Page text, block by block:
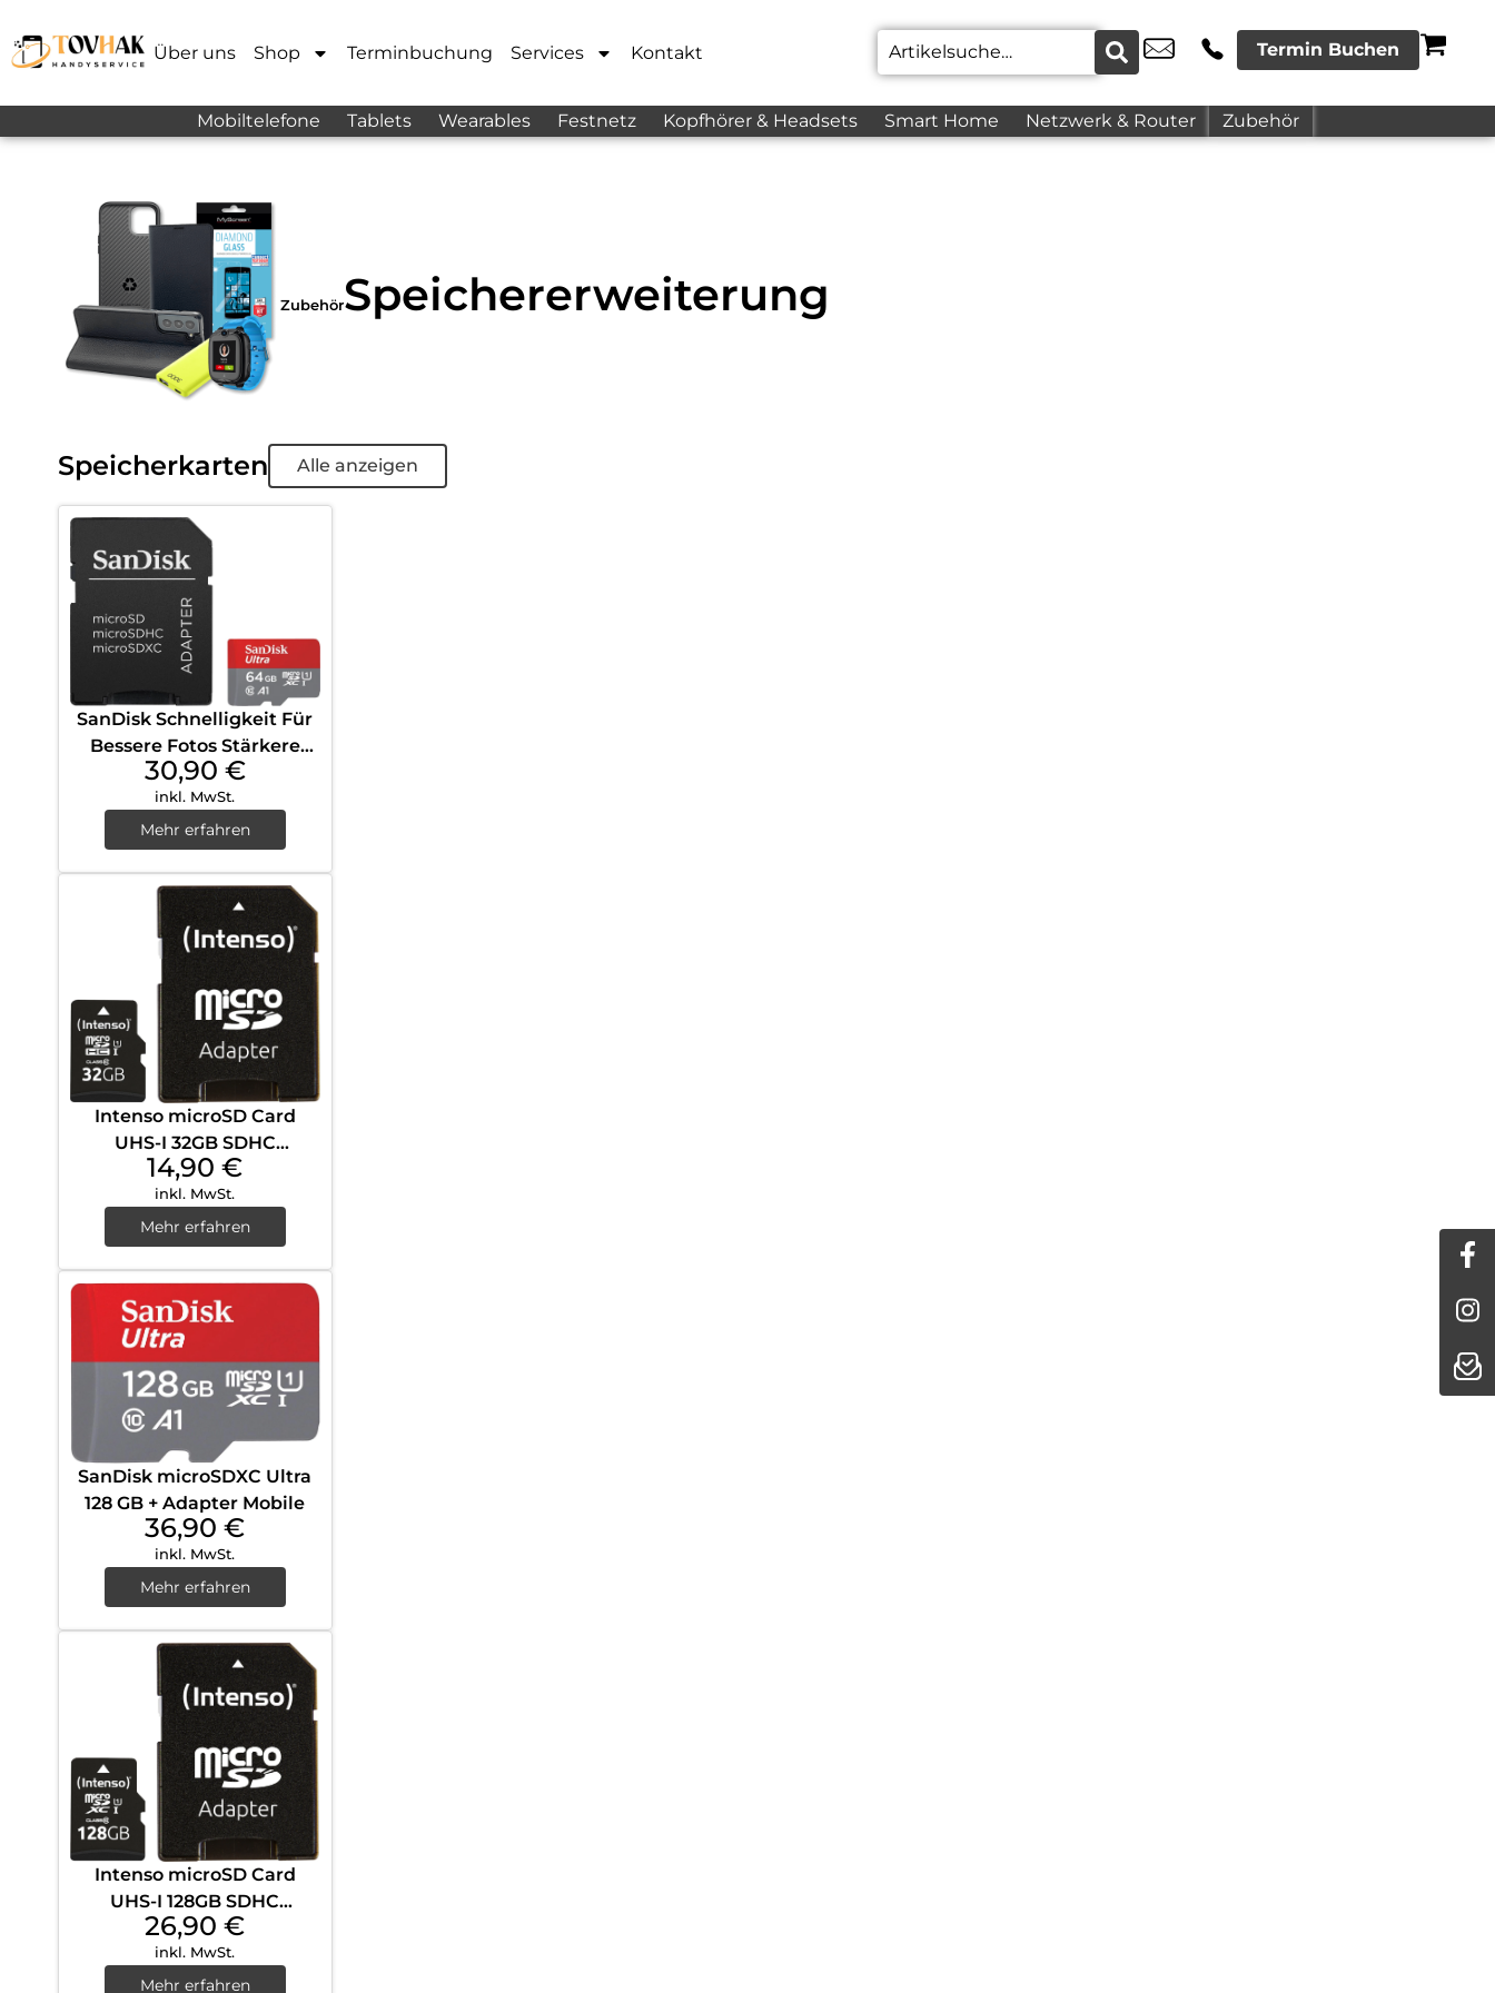
Über uns Shop Terminbuchung Services Kontakt Termin Buchen
Mobiltelefone Tablets Wearables Festnetz Kopfhörer & Headsets Smart Home Netzwerk & Router Zubehör
ZubehörSpeichererweiterung
Speicherkarten Alle anzeigen
SanDisk Schnelligkeit Für
Bessere Fotos Stärkere
App Leistung und Full HD
Videos
30,90 €
inkl. MwSt.
Mehr erfahren
Intenso microSD Card
UHS-I 32GB SDHC
Performance Schwarz
14,90€
inkl. MwSt.
Mehr erfahren
SanDisk microSDXC Ultra
128 GB + Adapter Mobile
36,90€
inkl. MwSt.
Mehr erfahren
Intenso microSD Card
UHS-I 128GB SDHC
Performance Schwarz
26,90€
inkl. MwSt.
Mehr erfahren